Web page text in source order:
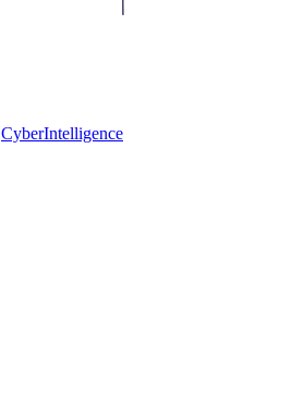
CyberIntelligence